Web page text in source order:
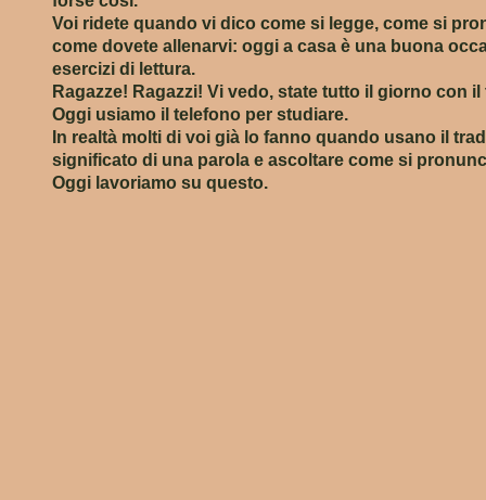
Voi ridete quando vi dico come si legge, come si
come dovete allenarvi: oggi a casa è una buona
esercizi di lettura.
Ragazze! Ragazzi! Vi vedo, state tutto il giorno con
Oggi usiamo il telefono per studiare.
In realtà molti di voi già lo fanno quando usano il
significato di una parola e ascoltare come si
Oggi lavoriamo su questo.